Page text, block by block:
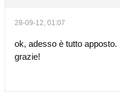
28-09-12, 01:07
ok, adesso è tutto apposto.
grazie!